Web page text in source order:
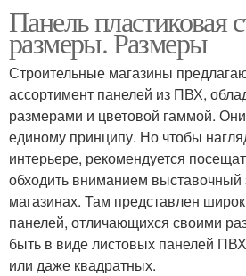
Панель пластиковая
размеры. Размеры
Строительные магазины
ассортимент панелей из ПВХ,
размерами и цветовой гаммой.
единому принципу. Но чтобы
интерьере, рекомендуется
обходить вниманием выставочный
магазинах. Там представлен
панелей, отличающихся своими
быть в виде листовых панелей
или даже квадратных.